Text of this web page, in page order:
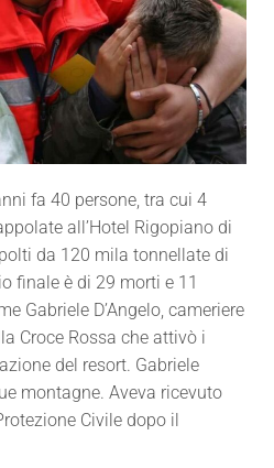
fa 40 persone, tra cui 4
all’Hotel Rigopiano di
da 120 mila tonnellate di
finale è di 29 morti e 11
Gabriele D’Angelo, cameriere
Croce Rossa che attivò i
del resort. Gabriele
montagne. Aveva ricevuto
Civile dopo il